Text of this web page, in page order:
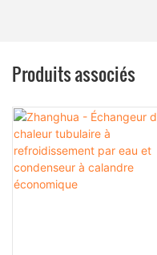
Produits associés